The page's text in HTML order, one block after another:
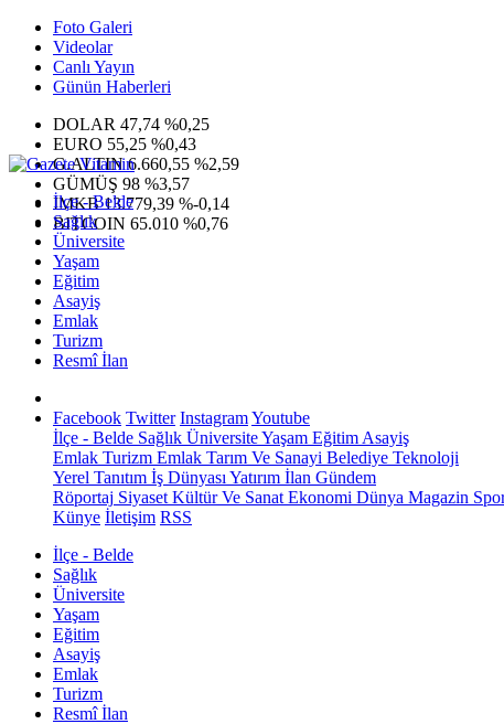
Foto Galeri
Videolar
Canlı Yayın
Günün Haberleri
DOLAR 47,74 %0,25
EURO 55,25 %0,43
G.ALTIN6.660,55 %2,59
GÜMÜŞ 98 %3,57
IMKB13.779,39 %-0,14
BITCOIN 65.010 %0,76
İlçe - Belde
Sağlık
Üniversite
Yaşam
Eğitim
Asayiş
Emlak
Turizm
Resmî İlan
Facebook Twitter InstagramYoutube
İlçe - Belde Sağlık ÜniversiteYaşam Eğitim Asayiş
Emlak Turizm Emlak Tarım Ve Sanayi Belediye Teknoloji
Yerel Tanıtım İş Dünyası Yatırım İlan Gündem
Röportaj Siyaset Kültür Ve Sanat Ekonomi Dünya Magazin
Künye İletişim RSS
İlçe - Belde
Sağlık
Üniversite
Yaşam
Eğitim
Asayiş
Emlak
Turizm
Resmî İlan